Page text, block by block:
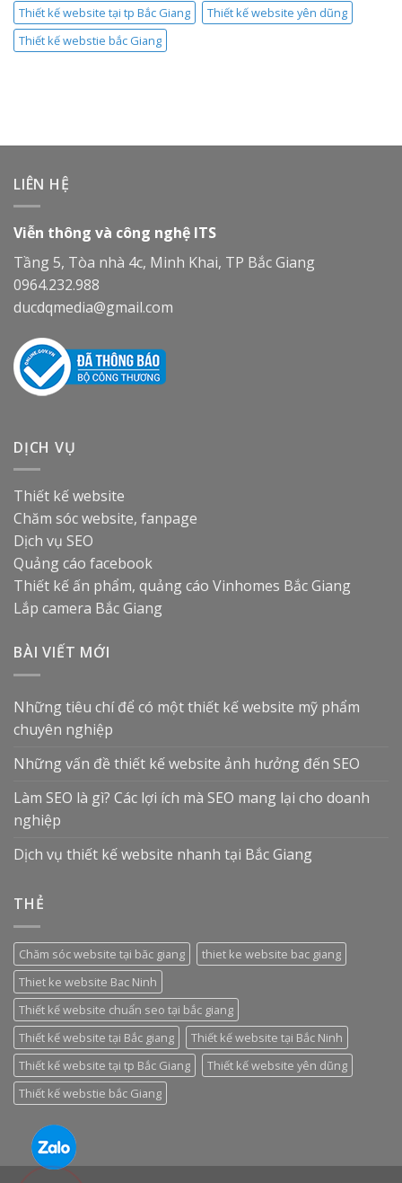
Thiết kế website tại tp Bắc Giang
Thiết kế website yên dũng
Thiết kế webstie bắc Giang
LIÊN HỆ
Viễn thông và công nghệ ITS
Tầng 5, Tòa nhà 4c, Minh Khai, TP Bắc Giang
0964.232.988
ducdqmedia@gmail.com
DỊCH VỤ
Thiết kế website
Chăm sóc website, fanpage
Dịch vụ SEO
Quảng cáo facebook
Thiết kế ấn phẩm, quảng cáo Vinhomes Bắc Giang
Lắp camera Bắc Giang
BÀI VIẾT MỚI
Những tiêu chí để có một thiết kế website mỹ phẩm
chuyên nghiệp
Những vấn đề thiết kế website ảnh hưởng đến SEO
Làm SEO là gì? Các lợi ích mà SEO mang lại cho doanh
nghiệp
Dịch vụ thiết kế website nhanh tại Bắc Giang
THẺ
Chăm sóc website tại băc giang
thiet ke website bac giang
Thiet ke website Bac Ninh
Thiết kế website chuẩn seo tại bắc giang
Thiết kế website tại Bắc giang
Thiết kế website tại Bắc Ninh
Thiết kế website tại tp Bắc Giang
Thiết kế website yên dũng
Thiết kế webstie bắc Giang